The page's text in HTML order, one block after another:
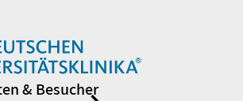
& Besucher